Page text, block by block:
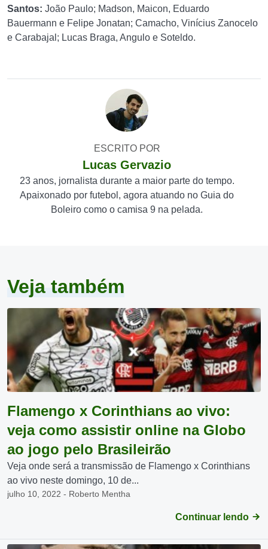
Santos: João Paulo; Madson, Maicon, Eduardo
Bauermann e Felipe Jonatan; Camacho, Vinícius Zanocelo
e Carabajal; Lucas Braga, Angulo e Soteldo.
ESCRITO POR
Lucas Gervazio
23 anos, jornalista durante a maior parte do tempo.
Apaixonado por futebol, agora atuando no Guia do
Boleiro como o camisa 9 na pelada.
Veja também
Flamengo x Corinthians ao vivo:
veja como assistir online na Globo
ao jogo pelo Brasileirão
Veja onde será a transmissão de Flamengo x Corinthians
ao vivo neste domingo, 10 de...
julho 10, 2022 - Roberto Mentha
Continuar lendo